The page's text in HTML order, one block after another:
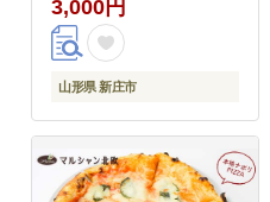
3,000円
山形県 新庄市